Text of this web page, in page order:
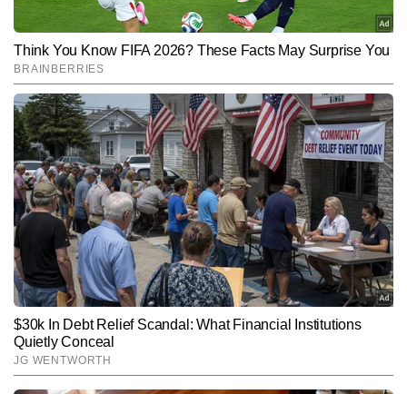
Subscribe to our daily Newsletter!
SUBMIT